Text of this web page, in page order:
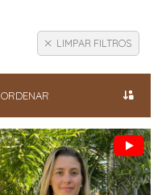
LIMPAR FILTROS
ORDENAR